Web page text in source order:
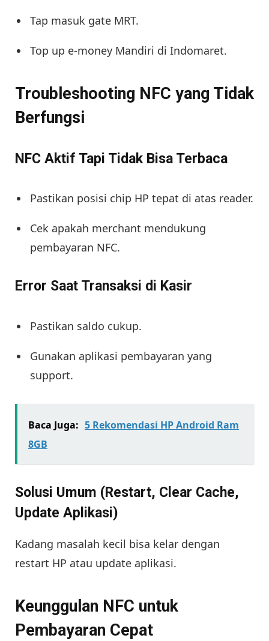
Tap masuk gate MRT.
Top up e-money Mandiri di Indomaret.
Troubleshooting NFC yang Tidak
Berfungsi
NFC Aktif Tapi Tidak Bisa Terbaca
Pastikan posisi chip HP tepat di atas reader.
Cek apakah merchant mendukung
pembayaran NFC.
Error Saat Transaksi di Kasir
Pastikan saldo cukup.
Gunakan aplikasi pembayaran yang
support.
Baca Juga: 5 Rekomendasi HP Android Ram
8GB
Solusi Umum (Restart, Clear Cache,
Update Aplikasi)
Kadang masalah kecil bisa kelar dengan
restart HP atau update aplikasi.
Keunggulan NFC untuk
Pembayaran Cepat